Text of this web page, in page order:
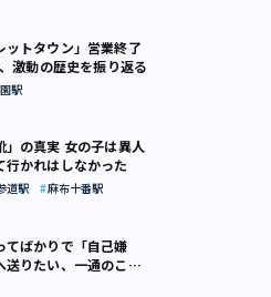
ットタウン」営業終了
激動の歴史を振り返る
駅
」の真実 女の子は異人
行かれはしなかった
道駅
麻布十番駅
てばかりで「自己嫌
送りたい、一通のここ